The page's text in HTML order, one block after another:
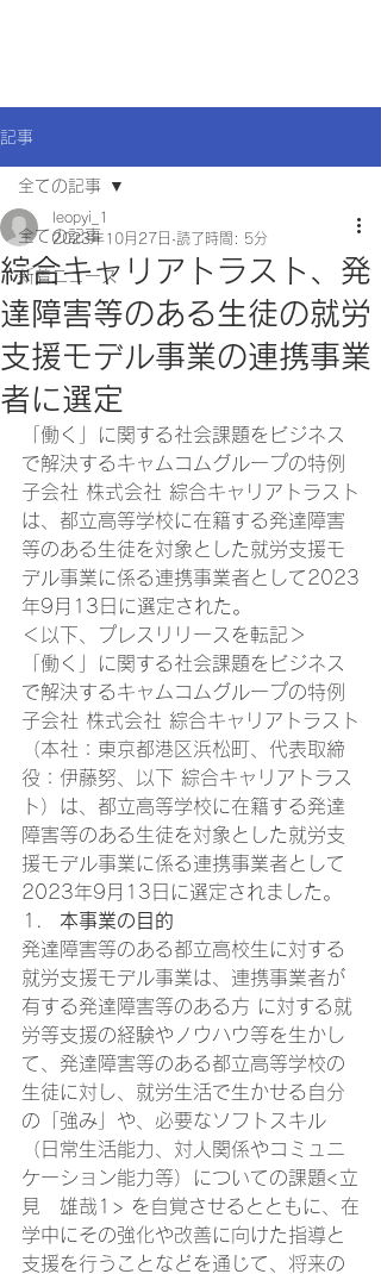
記事
全ての記事
新着ニュース
全ての記事
綜合キャリアトラスト、発
達障害等のある生徒の就労
支援モデル事業の連携事業
者に選定
leopyi_1
2023年10月27日 読了時間: 5分
「働く」に関する社会課題をビジネス
で解決するキャムコムグループの特例
子会社 株式会社 綜合キャリアトラスト
は、都立高等学校に在籍する発達障害
等のある生徒を対象とした就労支援モ
デル事業に係る連携事業者として2023
年9月13日に選定された。
＜以下、プレスリリースを転記＞
「働く」に関する社会課題をビジネス
で解決するキャムコムグループの特例
子会社 株式会社 綜合キャリアトラスト
（本社：東京都港区浜松町、代表取締
役：伊藤努、以下 綜合キャリアトラス
ト）は、都立高等学校に在籍する発達
障害等のある生徒を対象とした就労支
援モデル事業に係る連携事業者として
2023年9月13日に選定されました。
本事業の目的
発達障害等のある都立高校生に対する
就労支援モデル事業は、連携事業者が
有する発達障害等のある方 に対する就
労等支援の経験やノウハウ等を生かし
て、発達障害等のある都立高等学校の
生徒に対し、就労生活で生かせる自分
の「強み」や、必要なソフトスキル
（日常生活能力、対人関係やコミュニ
ケーション能力等）についての課題<立
見　雄哉1> を自覚させるとともに、在
学中にその強化や改善に向けた指導と
支援を行うことなどを通じて、将来の